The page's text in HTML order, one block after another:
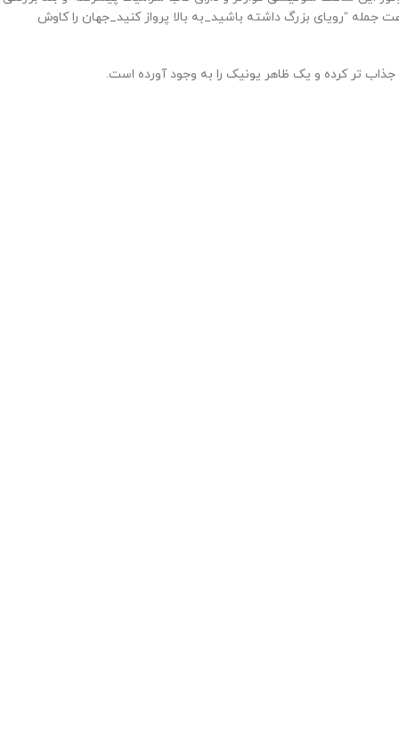
“رویای بزرگ داشته باشید_به بالا پرواز کنید_جهان را کاوش
تر کرده و یک ظاهر یونیک را به وجود آورده است.